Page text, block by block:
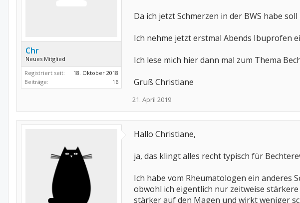
Chr
Neues Mitglied
Registriert seit:
18. Oktober 2018
Beiträge:
16
Da ich jetzt Schmerzen in der BWS habe
Ich nehme jetzt erstmal Abends Ibuprofen
Ich lese mich hier dann mal zum Thema
Gruß Christiane
21. April 2019
Hallo Christiane,
ja, das klingt alles recht typisch für
Ich habe vom Rheumatologen ein anderes
obwohl ich eigentlich nur zeitweise
stärker auf den Magen und wirkt weniger